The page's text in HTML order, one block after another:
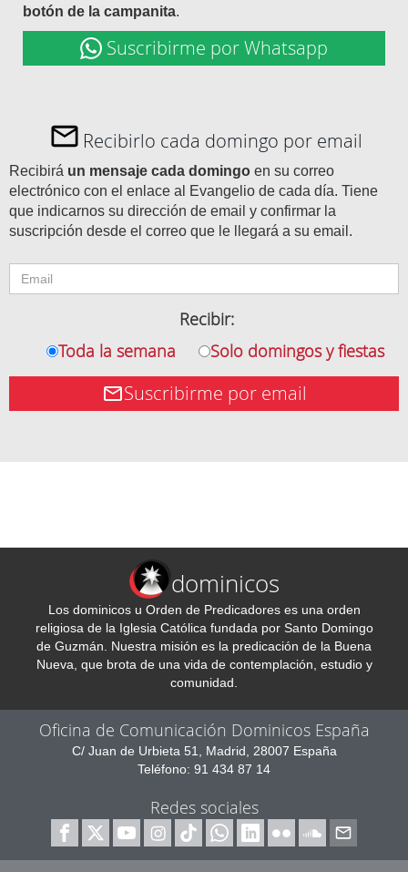
botón de la campanita.
Suscribirme por Whatsapp
Recibirlo cada domingo por email
Recibirá un mensaje cada domingo en su correo
electrónico con el enlace al Evangelio de cada día. Tiene
que indicarnos su dirección de email y confirmar la
suscripción desde el correo que le llegará a su email.
Recibir:
Toda la semana
Solo domingos y fiestas
Suscribirme por email
dominicos
Los dominicos u Orden de Predicadores es una orden
religiosa de la Iglesia Católica fundada por Santo Domingo
de Guzmán. Nuestra misión es la predicación de la Buena
Nueva, que brota de una vida de contemplación, estudio y
comunidad.
Oficina de Comunicación Dominicos España
C/ Juan de Urbieta 51, Madrid, 28007 España
Teléfono: 91 434 87 14
Redes sociales